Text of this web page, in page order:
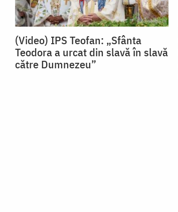
(Video) IPS Teofan: „Sfânta
Teodora a urcat din slavă în slavă
către Dumnezeu”